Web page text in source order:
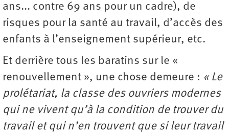
ans... contre 69 ans pour un cadre), de
risques pour la santé au travail, d’accès des
enfants à l’enseignement supérieur, etc.
Et derrière tous les baratins sur le «
renouvellement », une chose demeure : « Le
prolétariat, la classe des ouvriers modernes
qui ne vivent qu’à la condition de trouver du
travail et qui n’en trouvent que si leur travail